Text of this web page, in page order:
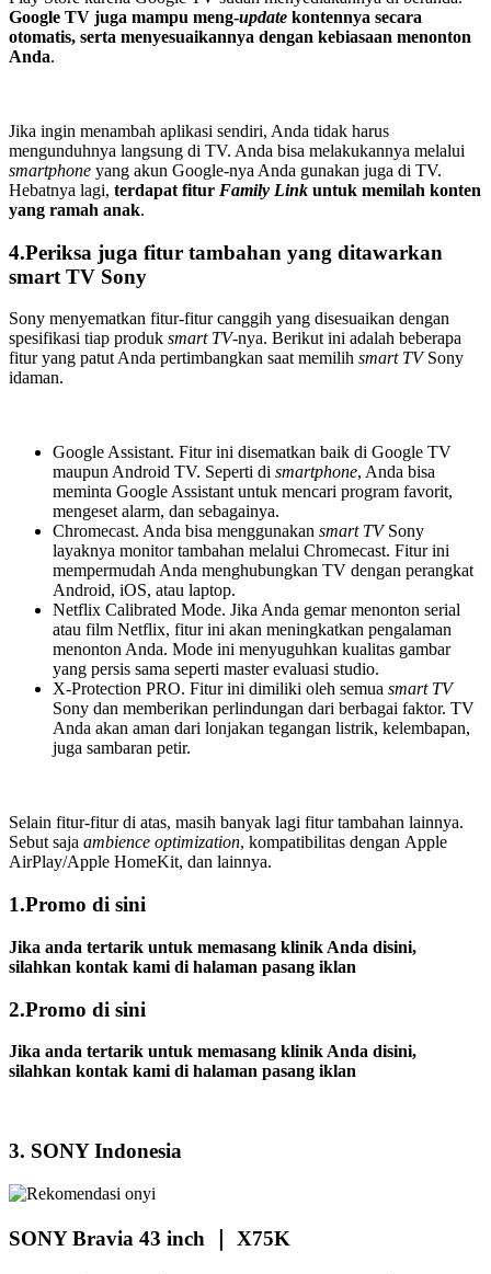
Google TV juga mampu meng-update kontennya secara
otomatis, serta menyesuaikannya dengan kebiasaan menonton
Anda.
Jika ingin menambah aplikasi sendiri, Anda tidak harus
mengunduhnya langsung di TV. Anda bisa melakukannya melalui
smartphone yang akun Google-nya Anda gunakan juga di TV.
Hebatnya lagi, terdapat fitur Family Link untuk memilah konten
yang ramah anak.
4.Periksa juga fitur tambahan yang ditawarkan
smart TV Sony
Sony menyematkan fitur-fitur canggih yang disesuaikan dengan
spesifikasi tiap produk smart TV-nya. Berikut ini adalah beberapa
fitur yang patut Anda pertimbangkan saat memilih smart TVSony
idaman.
Google Assistant. Fitur ini disematkan baik di Google TV
maupun Android TV. Seperti di smartphone, Anda bisa
meminta Google Assistant untuk mencari program favorit,
mengeset alarm, dan sebagainya.
Chromecast. Anda bisa menggunakan smart TVSony
layaknya monitor tambahan melalui Chromecast. Fitur ini
mempermudah Anda menghubungkan TV dengan perangkat
Android, iOS, atau laptop.
Netflix Calibrated Mode. Jika Anda gemar menonton serial
atau film Netflix, fitur ini akan meningkatkan pengalaman
menonton Anda. Mode ini menyuguhkan kualitas gambar
yang persis sama seperti master evaluasi studio.
X-Protection PRO. Fitur ini dimiliki oleh semua smart TV
Sony dan memberikan perlindungan dari berbagai faktor. TV
Anda akan aman dari lonjakan tegangan listrik, kelembapan,
juga sambaran petir.
Selain fitur-fitur di atas, masih banyak lagi fitur tambahan lainnya.
Sebut saja ambience optimization, kompatibilitas dengan Apple
AirPlay/Apple HomeKit, dan lainnya.
1.Promo di sini
Jika anda tertarik untuk memasang klinik Anda disini,
silahkan kontak kami di halaman pasang iklan
2.Promo di sini
Jika anda tertarik untuk memasang klinik Anda disini,
silahkan kontak kami di halaman pasang iklan
3. SONY Indonesia
SONY Bravia 43 inch ｜ X75K